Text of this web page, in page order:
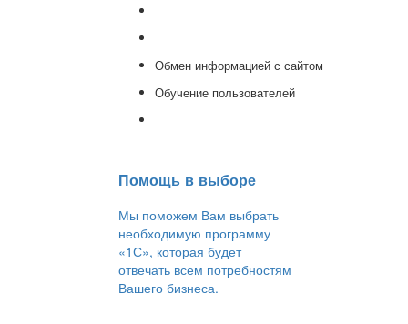
Обмен информацией с сайтом
Обучение пользователей
Помощь в выборе
Мы поможем Вам выбрать
необходимую программу
«1С», которая будет
отвечать всем потребностям
Вашего бизнеса.